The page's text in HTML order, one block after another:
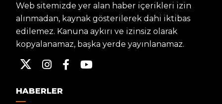
Web sitemizde yer alan haber içerikleri izin
alınmadan, kaynak gösterilerek dahi iktibas
edilemez. Kanuna aykırı ve izinsiz olarak
kopyalanamaz, başka yerde yayınlanamaz.
HABERLER